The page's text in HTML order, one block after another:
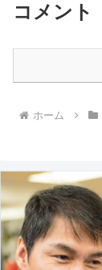
コメント
ホーム